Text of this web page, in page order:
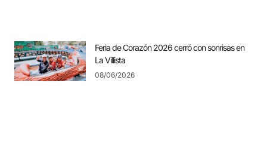
Feria de Corazón 2026 cerró con sonrisas en
La Villista
08/06/2026